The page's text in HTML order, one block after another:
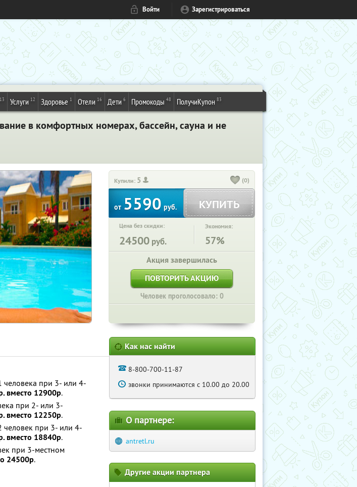
Войти Зарегистрироваться
13 Услуги 12 Здоровье 1 Отели 16 Дети 6 Промокоды 48 ПолучиКупон 83
в комфортных номерах, бассейн, сауна и не
Купили: 5 (0)
от 5590 руб. КУПИТЬ
Цена без скидки:
24500 руб.
Экономия:
57%
Акция завершилась
ПОВТОРИТЬ АКЦИЮ
Человек проголосовало: 0
при 3- или 4-
вместо 12900р.
при 2- или 3-
вместо 12250р.
при 3- или 4-
вместо 18840р.
при 3-местном
24500р.
Как нас найти
8-800-700-11-87
звонки принимаются с 10.00 до 20.00
О партнере:
antretl.ru
Другие акции партнера